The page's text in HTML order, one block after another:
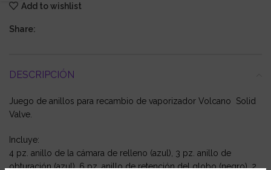
Add to wishlist
Share:
DESCRIPCIÓN
Juego de anillos para recambio de vaporizador Volcano Solid
Valve.
Incluye:
4 pz. anillo de la cámara de relleno (azul), 3 pz. anillo de
obturación (azul), 6 pz. anillo de retención del globo (negro), 2